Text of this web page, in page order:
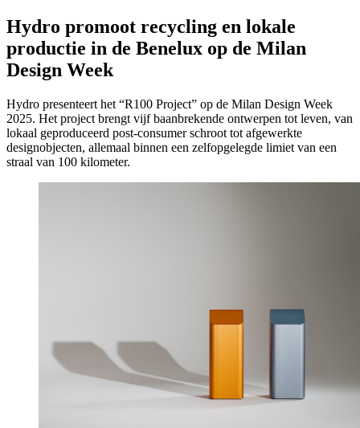
Hydro promoot recycling en lokale
productie in de Benelux op de Milan
Design Week
Hydro presenteert het “R100 Project” op de Milan Design Week
2025. Het project brengt vijf baanbrekende ontwerpen tot leven, van
lokaal geproduceerd post-consumer schroot tot afgewerkte
designobjecten, allemaal binnen een zelfopgelegde limiet van een
straal van 100 kilometer.